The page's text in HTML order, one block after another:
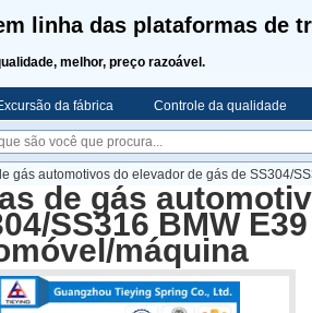
linha das plataformas de
melhor, preço razoável.
da fábrica Controle da qualidade
gás automotivos do elevador de gás de SS304/
de gás
SS316 BMW
máquina